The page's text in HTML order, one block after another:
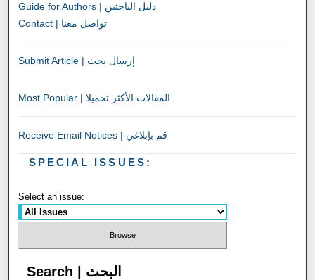
Guide for Authors | دليل الباحثين
Contact | تواصل معنا
Submit Article | إرسال بحث
Most Popular | المقالات الأكثر تحميلا
Receive Email Notices | قم بإبلاغي
SPECIAL ISSUES:
Select an issue:
Search | البحث